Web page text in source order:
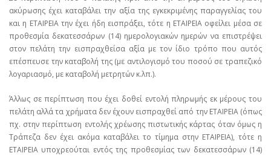
ακύρωσης έχει καταβάλει την αξία της εγκεκριμένης παραγγελίας του
και η ΕΤΑΙΡΕΙΑ την έχει ήδη εισπράξει, τότε η ΕΤΑΙΡΕΙΑ οφείλει μέσα σε
προθεσμία δεκατεσσάρων (14) ημερολογιακών ημερών να επιστρέψει
στον πελάτη την εισπραχθείσα αξία με τον ίδιο τρόπο που αυτός
επέσπευσε την καταβολή της (με αντιλογισμό του ποσού σε τραπεζικό
λογαριασμό, με καταβολή μετρητών κ.λπ.).
Άλλως σε περίπτωση που έχει δοθεί εντολή πληρωμής εκ μέρους του
πελάτη αλλά τα χρήματα δεν έχουν εισπραχθεί από την ΕΤΑΙΡΕΙΑ (όπως
πχ. στην περίπτωση εντολής χρέωσης πιστωτικής κάρτας όταν όμως η
Τράπεζα δεν έχει ακόμα καταβάλει το τίμημα στην ΕΤΑΙΡΕΙΑ), τότε η
ΕΤΑΙΡΕΙΑ υποχρεούται εντός της προθεσμίας των δεκατεσσάρων (14)